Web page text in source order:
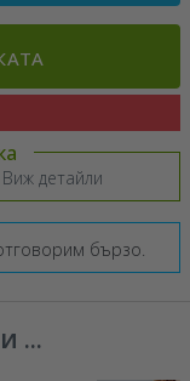
детайли
и ще отговорим бързо.
...